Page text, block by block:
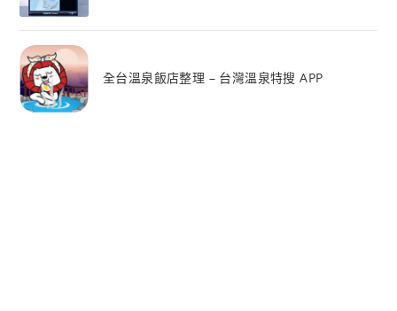
全台溫泉飯店整理 – 台灣溫泉特搜 APP